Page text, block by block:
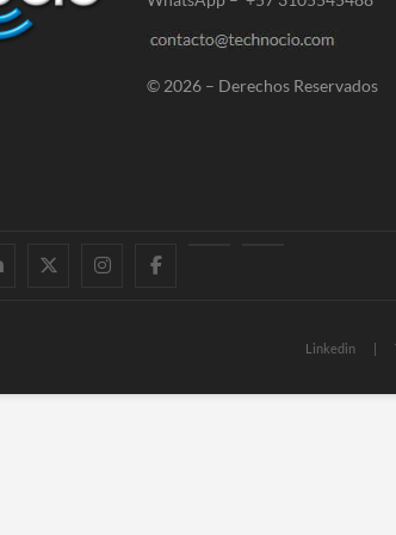
© 2026 – Derechos Reservados
LinkedinTwitterInstagram
Facebook
Linkedin